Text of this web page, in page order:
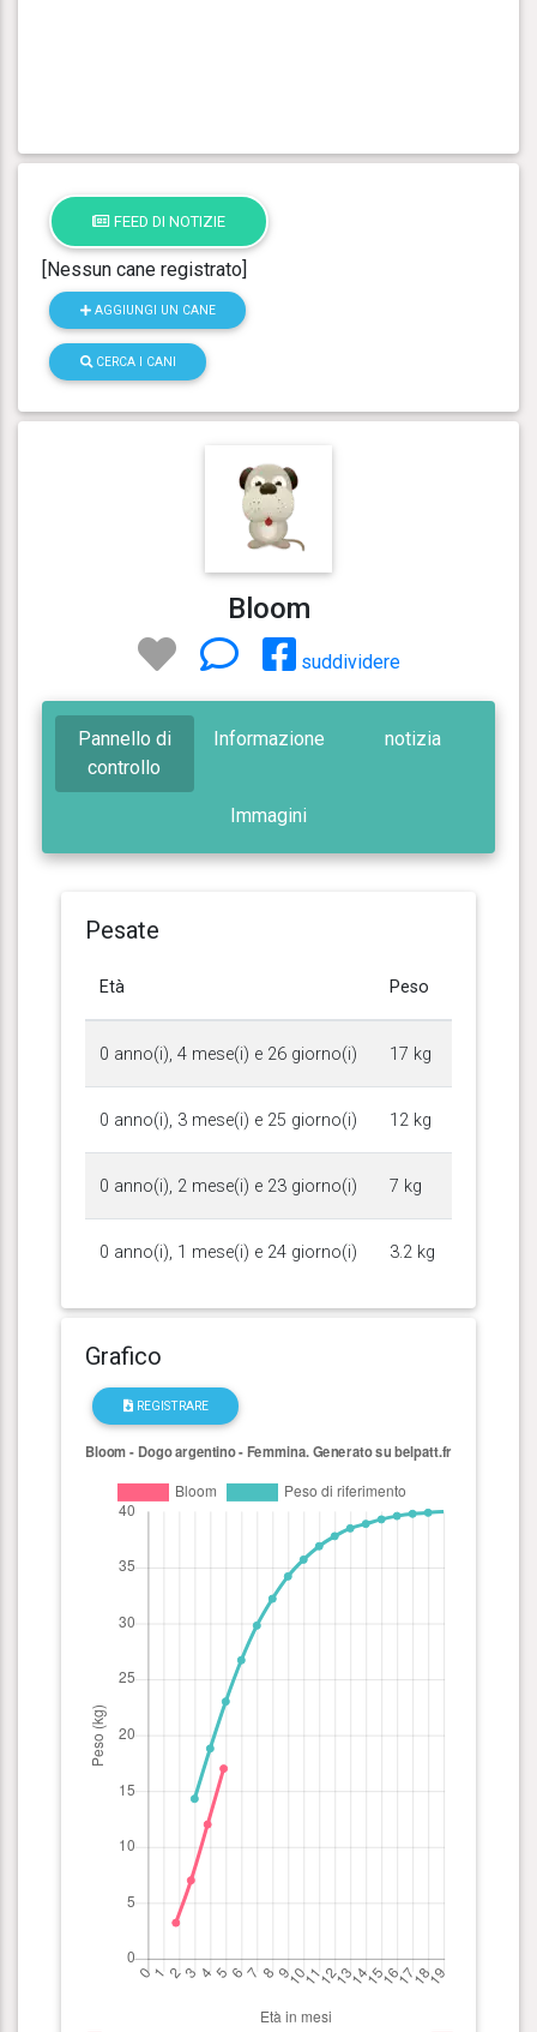
FEED DI NOTIZIE
[Nessun cane registrato]
AGGIUNGI UN CANE
CERCA I CANI
Bloom
suddividere
Pannello di
controllo
Informazione notizia
Immagini
Pesate
Età Peso
0 anno(i), 4 mese(i) e 26 giorno(i) 17 kg
0 anno(i), 3 mese(i) e 25 giorno(i) 12 kg
0 anno(i), 2 mese(i) e 23 giorno(i) 7 kg
0 anno(i), 1 mese(i) e 24 giorno(i) 3.2 kg
Grafico
REGISTRARE